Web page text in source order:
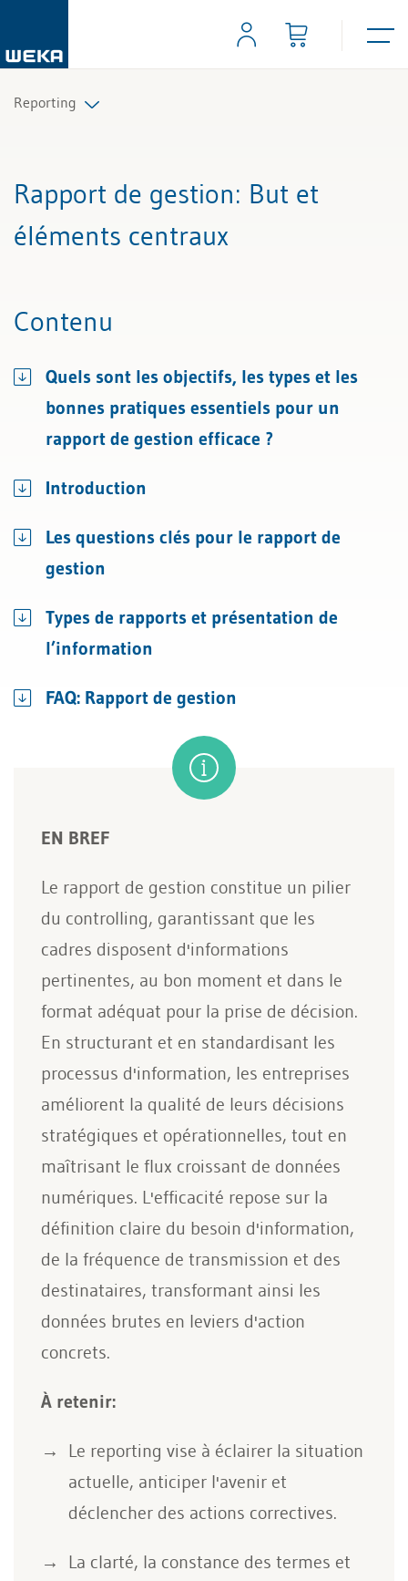
Reporting
Rapport de gestion: But et
éléments centraux
Contenu
Quels sont les objectifs, les types et les
bonnes pratiques essentiels pour un
rapport de gestion efficace ?
Introduction
Les questions clés pour le rapport de
gestion
Types de rapports et présentation de
l’information
FAQ: Rapport de gestion
EN BREF
Le rapport de gestion constitue un pilier
du controlling, garantissant que les
cadres disposent d'informations
pertinentes, au bon moment et dans le
format adéquat pour la prise de décision.
En structurant et en standardisant les
processus d'information, les entreprises
améliorent la qualité de leurs décisions
stratégiques et opérationnelles, tout en
maîtrisant le flux croissant de données
numériques. L'efficacité repose sur la
définition claire du besoin d'information,
de la fréquence de transmission et des
destinataires, transformant ainsi les
données brutes en leviers d'action
concrets.
À retenir:
Le reporting vise à éclairer la situation
actuelle, anticiper l'avenir et
déclencher des actions correctives.
La clarté, la constance des termes et